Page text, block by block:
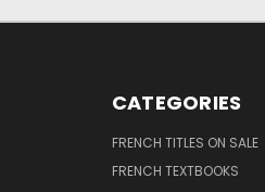
CATEGORIES
FRENCH TITLES ON SALE
FRENCH TEXTBOOKS